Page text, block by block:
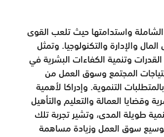
الشاملة واستدامتها حيث تلعب القوى
والإدارة والتكنولوجيا. وتمثل
وتنمية الكفاءات البشرية في
المجتمع وسوق العمل من
التنموية. وإدراكا لأهمية
وقضايا العمالة والتعليم والتأهيل
طويلة المدى، وتشير تجربة تلك
سوق العمل وزيادة مساهمة